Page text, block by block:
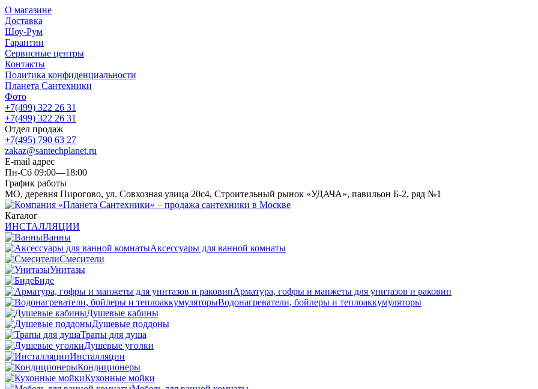
О магазине
Доставка
Шоу-Рум
Гарантии
Сервисные центры
Контакты
Политика конфиденциальности
Планета Сантехники
Фото
+7(499) 322 26 31
+7(499) 322 26 31
Отдел продаж
+7(495) 790 63 27
zakaz@santechplanet.ru
E-mail адрес
Пн-Сб 09:00—18:00
График работы
МО, деревня Пирогово, ул. Совхозная улица 20с4, Строительный рынок «УДАЧА», павильон Б-2, ряд №1
Каталог
ИНСТАЛЛЯЦИИ
Ванны
Аксессуары для ванной комнаты
Смесители
Унитазы
Биде
Арматура, гофры и манжеты для унитазов и раковин
Водонагреватели, бойлеры и теплоаккумуляторы
Душевые кабины
Душевые поддоны
Трапы для душа
Душевые уголки
Инсталляции
Кондиционеры
Кухонные мойки